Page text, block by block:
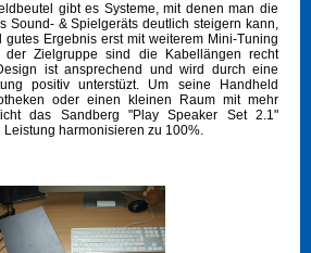
gibt es Systeme, mit denen man die
Sound- & Spielgeräts deutlich steigern kann,
Ergebnis erst mit weiterem Mini-Tuning
der Zielgruppe sind die Kabellängen recht
ist ansprechend und wird durch eine
positiv unterstüzt. Um seine Handheld
oder einen kleinen Raum mit mehr
das Sandberg "Play Speaker Set 2.1"
harmonisieren zu 100%.